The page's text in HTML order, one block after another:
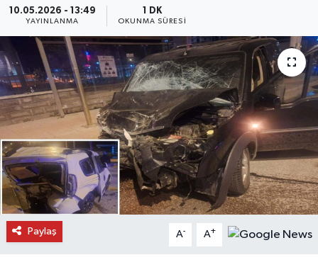
10.05.2026 - 13:49
YAYINLANMA
1 DK
OKUNMA SÜRESI
Paylaş A- A+
Çatalzeytin Haberleri
Cide Haberleri
Daday Haberleri
Devrekani Haberleri
Doğanyurt Haberleri
Hanönü Haberleri
İhsangazi Haberleri